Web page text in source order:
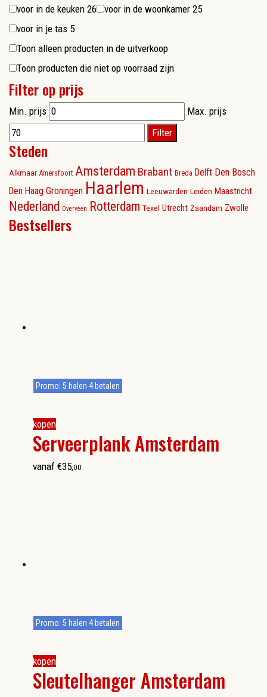
voor in de keuken 26 voor in de woonkamer 25
voor in je tas 5
Toon alleen producten in de uitverkoop
Toon producten die niet op voorraad zijn
Filter op prijs
Min. prijs
Max. prijs
Filter
Steden
Alkmaar Amersfoort Amsterdam Brabant Breda Delft Den Bosch
Den Haag Groningen Haarlem Leeuwarden Leiden Maastricht
Nederland Overveen Rotterdam Texel Utrecht Zaandam Zwolle
Bestsellers
kopen
Serveerplank Amsterdam
Promo: 5 halen 4 betalen
vanaf €35,00
kopen
Sleutelhanger Amsterdam
Promo: 5 halen 4 betalen